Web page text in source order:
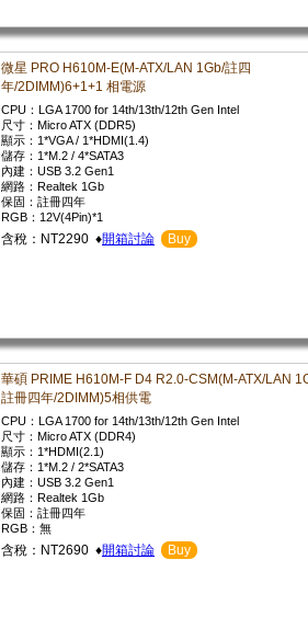
微星 PRO H610M-E(M-ATX/LAN 1Gb/註四
年/2DIMM)6+1+1 相電源
CPU：LGA 1700 for 14th/13th/12th Gen Intel
尺寸：Micro ATX (DDR5)
顯示：1*VGA / 1*HDMI(1.4)
儲存：1*M.2 / 4*SATA3
內建：USB 3.2 Gen1
網路：Realtek 1Gb
保固：註冊四年
RGB：12V(4Pin)*1
含稅：NT2290 ♦開箱討論 Buy
華碩 PRIME H610M-F D4 R2.0-CSM(M-ATX/LAN
註冊四年/2DIMM)5相供電
CPU：LGA 1700 for 14th/13th/12th Gen Intel
尺寸：Micro ATX (DDR4)
顯示：1*HDMI(2.1)
儲存：1*M.2 / 2*SATA3
內建：USB 3.2 Gen1
網路：Realtek 1Gb
保固：註冊四年
RGB：無
含稅：NT2690 ♦開箱討論 Buy